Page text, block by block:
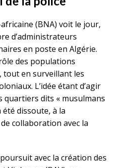
(BNA) voit le jour,
d’administrateurs
en poste en Algérie.
des populations
tout en surveillant les
L’idée étant d’agir
quartiers dits « musulmans
été dissoute, à la
collaboration avec la
avec la création des